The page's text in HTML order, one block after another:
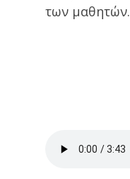
των μαθητών.